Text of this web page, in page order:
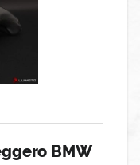
BMW